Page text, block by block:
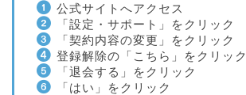
公式サイトへアクセス
「設定・サポート」をクリック
「契約内容の変更」をクリック
登録解除の「こちら」をクリック
「退会する」をクリック
「はい」をクリック